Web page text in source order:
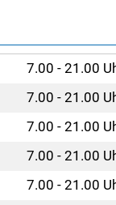
7.00 - 21.00
7.00 - 21.00
7.00 - 21.00
7.00 - 21.00
7.00 - 21.00